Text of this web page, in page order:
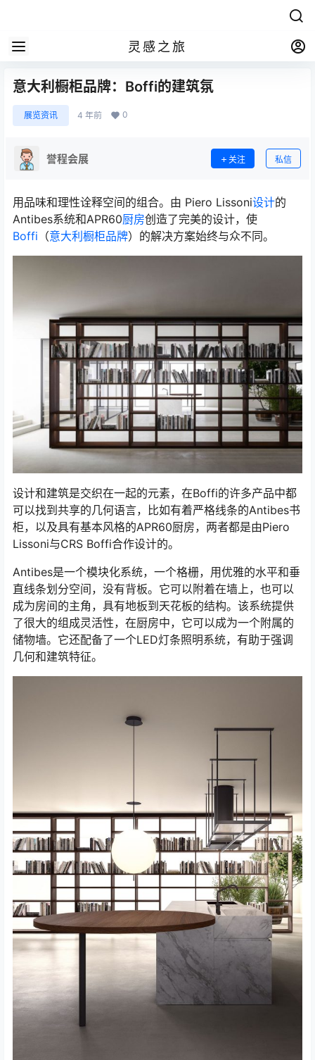
灵感之旅
意大利橱柜品牌：Boffi的建筑氛
展览资讯 4 年前 0
誉程会展 关注 私信
用品味和理性诠释空间的组合。由 Piero Lissoni设计的
Antibes系统和APR60厨房创造了完美的设计，使
Boffi （意大利橱柜品牌）的解决方案始终与众不同。
设计和建筑是交织在一起的元素，在Boffi的许多产品中都
可以找到共享的几何语言，比如有着严格线条的Antibes书
柜，以及具有基本风格的APR60厨房，两者都是由Piero
Lissoni与CRS Boffi合作设计的。
Antibes是一个模块化系统，一个格栅，用优雅的水平和垂
直线条划分空间，没有背板。它可以附着在墙上，也可以
成为房间的主角，具有地板到天花板的结构。该系统提供
了很大的组成灵活性，在厨房中，它可以成为一个附属的
储物墙。它还配备了一个LED灯条照明系统，有助于强调
几何和建筑特征。